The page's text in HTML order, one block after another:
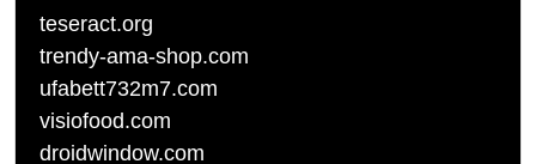
teseract.org
trendy-ama-shop.com
ufabett732m7.com
visiofood.com
droidwindow.com